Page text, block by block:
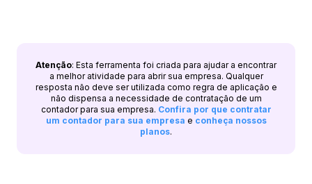
Atenção: Esta ferramenta foi criada para ajudar a encontrar
a melhor atividade para abrir sua empresa. Qualquer
resposta não deve ser utilizada como regra de aplicação e
não dispensa a necessidade de contratação de um
contador para sua empresa. Confira por que contratar
um contador para sua empresa e conheça nossos
planos.